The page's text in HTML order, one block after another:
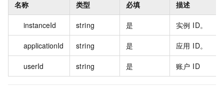
名称 类型 必填 描述
instanceId string 是 实例 ID。
applicationId string 是 应用 ID。
userId string 是 账户 ID